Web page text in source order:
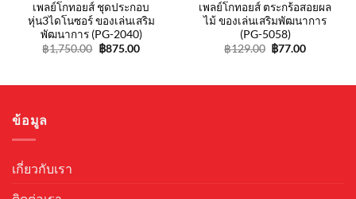
เพลย์โกทอยส์ ชุดประกอบ
หุ่น3ไดโนซอร์ ของเล่นเสริม
พัฒนาการ (PG-2040)
฿1,750.00 Original
price
฿875.00Current
เพลย์โกทอยส์ ตระกร้อสอยผล
ไม้ ของเล่นเสริมพัฒนาการ
(PG-5058)
฿129.00 Original
price
฿77.00Current
ข้อมูล
เกี่ยวกับเรา